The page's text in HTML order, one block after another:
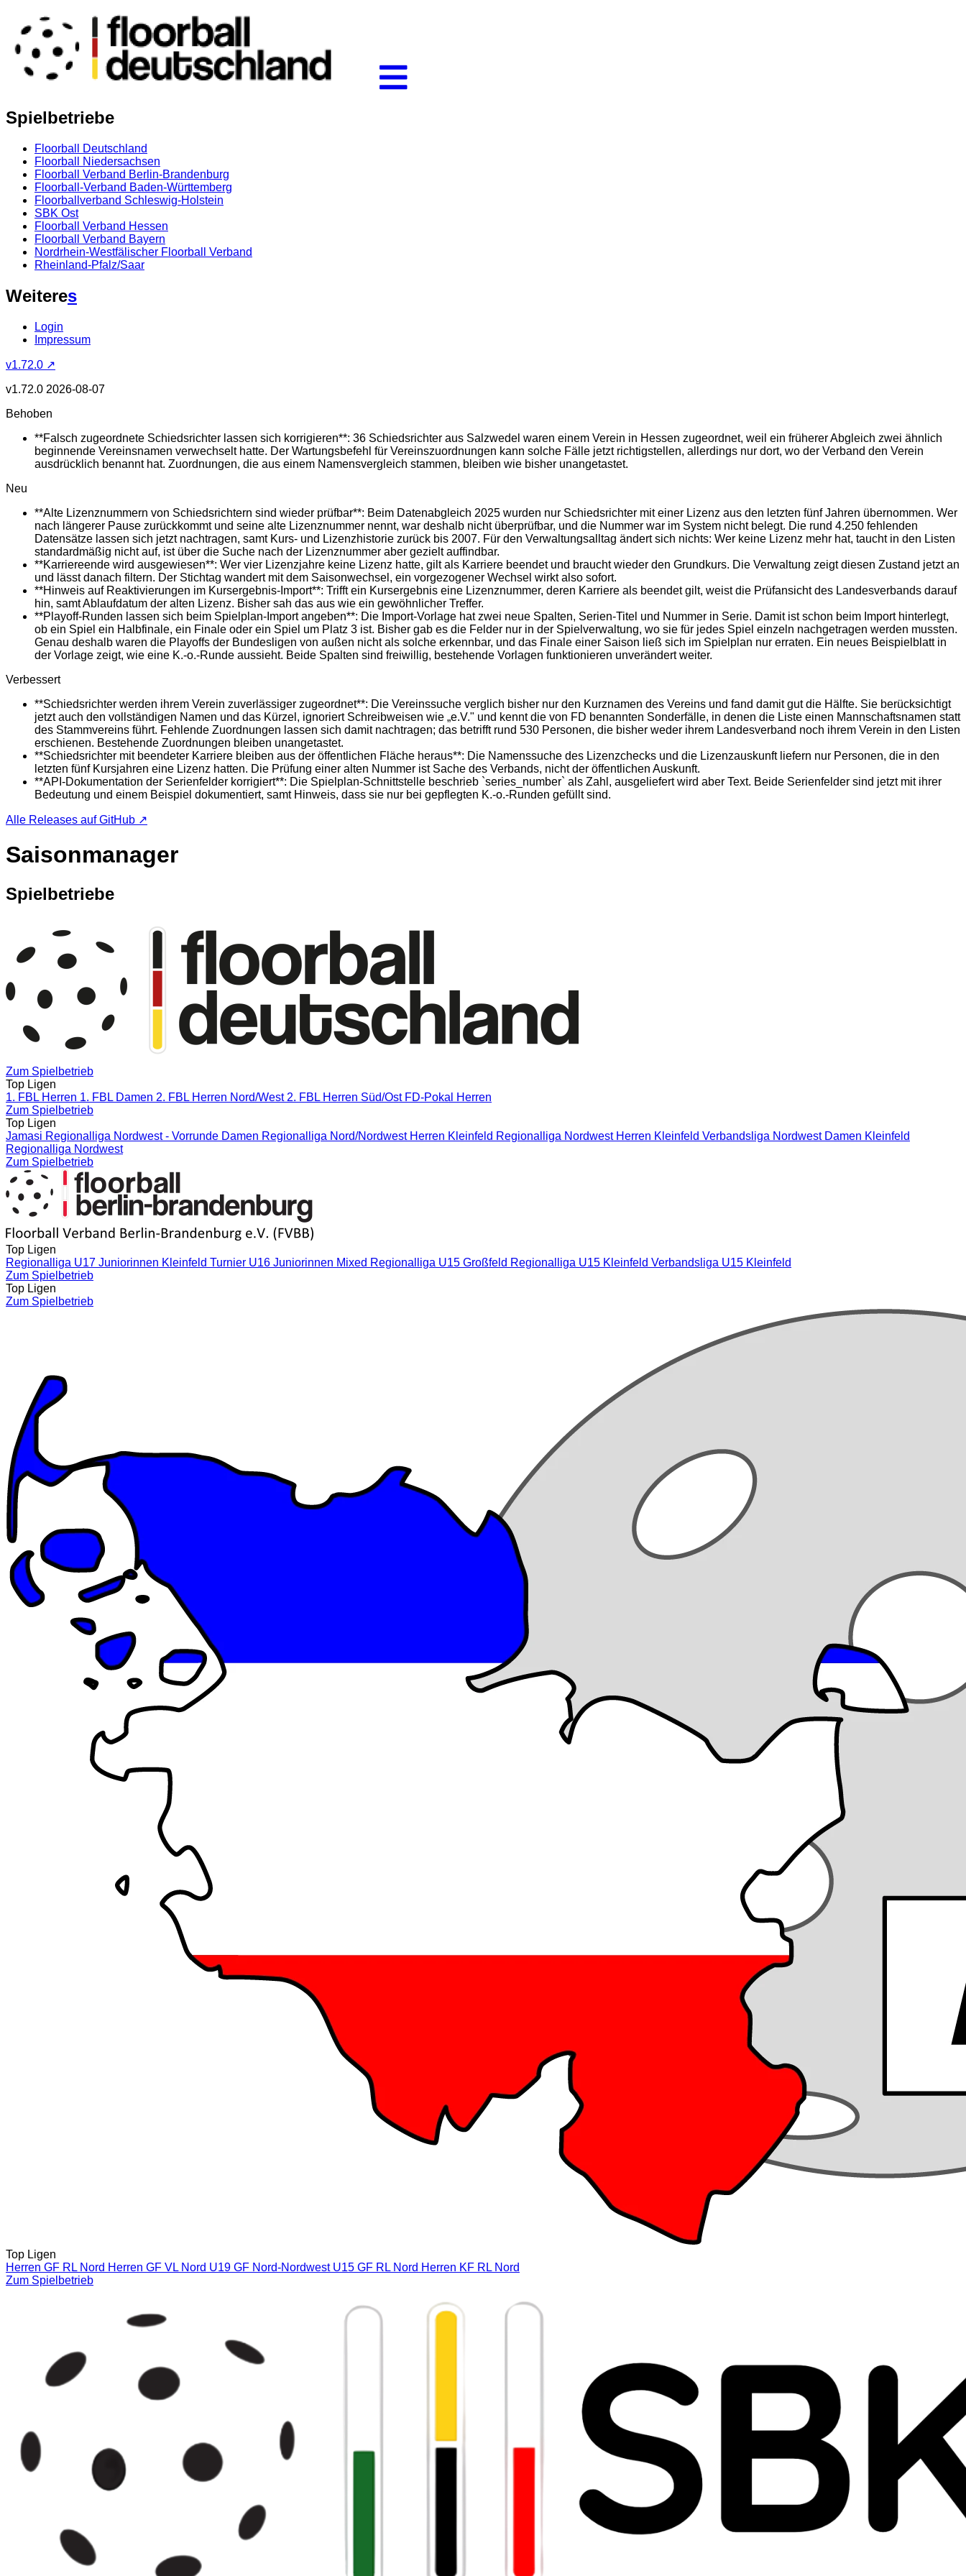
Spielbetriebe
Floorball Deutschland
Floorball Niedersachsen
Floorball Verband Berlin-Brandenburg
Floorball-Verband Baden-Württemberg
Floorballverband Schleswig-Holstein
SBK Ost
Floorball Verband Hessen
Floorball Verband Bayern
Nordrhein-Westfälischer Floorball Verband
Rheinland-Pfalz/Saar
Weiteres
Login
Impressum
v1.72.0 ↗
v1.72.0 2026-08-07
Behoben
**Falsch zugeordnete Schiedsrichter lassen sich korrigieren**: 36 Schiedsrichter aus Salzwedel waren einem Verein in Hessen zugeordnet, weil ein früherer Abgleich zwei ähnlich
beginnende Vereinsnamen verwechselt hatte. Der Wartungsbefehl für Vereinszuordnungen kann solche Fälle jetzt richtigstellen, allerdings nur dort, wo der Verband den Verein
ausdrücklich benannt hat. Zuordnungen, die aus einem Namensvergleich stammen, bleiben wie bisher unangetastet.
Neu
**Alte Lizenznummern von Schiedsrichtern sind wieder prüfbar**: Beim Datenabgleich 2025 wurden nur Schiedsrichter mit einer Lizenz aus den letzten fünf Jahren übernommen. Wer
nach längerer Pause zurückkommt und seine alte Lizenznummer nennt, war deshalb nicht überprüfbar, und die Nummer war im System nicht belegt. Die rund 4.250 fehlenden
Datensätze lassen sich jetzt nachtragen, samt Kurs- und Lizenzhistorie zurück bis 2007. Für den Verwaltungsalltag ändert sich nichts: Wer keine Lizenz mehr hat, taucht in den Listen
standardmäßig nicht auf, ist über die Suche nach der Lizenznummer aber gezielt auffindbar.
**Karriereende wird ausgewiesen**: Wer vier Lizenzjahre keine Lizenz hatte, gilt als Karriere beendet und braucht wieder den Grundkurs. Die Verwaltung zeigt diesen Zustand jetzt an
und lässt danach filtern. Der Stichtag wandert mit dem Saisonwechsel, ein vorgezogener Wechsel wirkt also sofort.
**Hinweis auf Reaktivierungen im Kursergebnis-Import**: Trifft ein Kursergebnis eine Lizenznummer, deren Karriere als beendet gilt, weist die Prüfansicht des Landesverbands darauf
hin, samt Ablaufdatum der alten Lizenz. Bisher sah das aus wie ein gewöhnlicher Treffer.
**Playoff-Runden lassen sich beim Spielplan-Import angeben**: Die Import-Vorlage hat zwei neue Spalten, Serien-Titel und Nummer in Serie. Damit ist schon beim Import hinterlegt,
ob ein Spiel ein Halbfinale, ein Finale oder ein Spiel um Platz 3 ist. Bisher gab es die Felder nur in der Spielverwaltung, wo sie für jedes Spiel einzeln nachgetragen werden mussten.
Genau deshalb waren die Playoffs der Bundesligen von außen nicht als solche erkennbar, und das Finale einer Saison ließ sich im Spielplan nur erraten. Ein neues Beispielblatt in
der Vorlage zeigt, wie eine K.-o.-Runde aussieht. Beide Spalten sind freiwillig, bestehende Vorlagen funktionieren unverändert weiter.
Verbessert
**Schiedsrichter werden ihrem Verein zuverlässiger zugeordnet**: Die Vereinssuche verglich bisher nur den Kurznamen des Vereins und fand damit gut die Hälfte. Sie berücksichtigt
jetzt auch den vollständigen Namen und das Kürzel, ignoriert Schreibweisen wie „e.V." und kennt die von FD benannten Sonderfälle, in denen die Liste einen Mannschaftsnamen statt
des Stammvereins führt. Fehlende Zuordnungen lassen sich damit nachtragen; das betrifft rund 530 Personen, die bisher weder ihrem Landesverband noch ihrem Verein in den Listen
erschienen. Bestehende Zuordnungen bleiben unangetastet.
**Schiedsrichter mit beendeter Karriere bleiben aus der öffentlichen Fläche heraus**: Die Namenssuche des Lizenzchecks und die Lizenzauskunft liefern nur Personen, die in den
letzten fünf Kursjahren eine Lizenz hatten. Die Prüfung einer alten Nummer ist Sache des Verbands, nicht der öffentlichen Auskunft.
**API-Dokumentation der Serienfelder korrigiert**: Die Spielplan-Schnittstelle beschrieb `series_number` als Zahl, ausgeliefert wird aber Text. Beide Serienfelder sind jetzt mit ihrer
Bedeutung und einem Beispiel dokumentiert, samt Hinweis, dass sie nur bei gepflegten K.-o.-Runden gefüllt sind.
Alle Releases auf GitHub ↗
Saisonmanager
Spielbetriebe
Zum Spielbetrieb
Top Ligen
1. FBL Herren 1. FBL Damen 2. FBL Herren Nord/West2. FBL Herren Süd/Ost FD-Pokal Herren
Zum Spielbetrieb
Top Ligen
Jamasi Regionalliga Nordwest - Vorrunde Damen Regionalliga Nord/Nordwest Herren Kleinfeld Regionalliga Nordwest Herren Kleinfeld Verbandsliga Nordwest Damen Kleinfeld
Regionalliga Nordwest
Zum Spielbetrieb
Top Ligen
Regionalliga U17 Juniorinnen Kleinfeld Turnier U16 Juniorinnen Mixed Regionalliga U15 Großfeld Regionalliga U15 Kleinfeld Verbandsliga U15 Kleinfeld
Zum Spielbetrieb
Top Ligen
Zum Spielbetrieb
Top Ligen
Herren GF RL Nord Herren GF VL Nord U19 GF Nord-Nordwest U15 GF RL Nord Herren KF RL Nord
Zum Spielbetrieb